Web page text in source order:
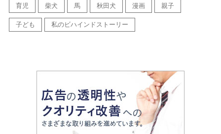
育児 柴犬 馬 秋田犬 漫画 親子
子ども 私のビハインドストーリー